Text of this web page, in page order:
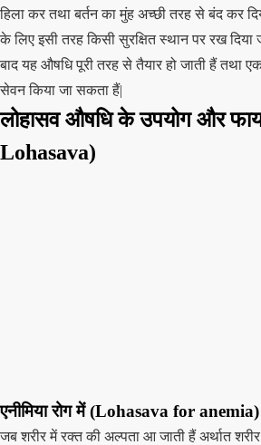
हिला कर तथा बर्तन का मुंह अच्छी तरह से बंद कर
के लिए इसी तरह किसी सुरक्षित स्थान पर रख
बाद यह औषधि पूरी तरह से तैयार हो जाती हैं तथा
सेवन किया जा सकता हैं|
लोहासव औषधि के उपयोग और
Lohasava)
एनीमिया रोग में (Lohasava for anemia)
जब शरीर में रक्त की अल्पता आ जाती हैं अर्थात